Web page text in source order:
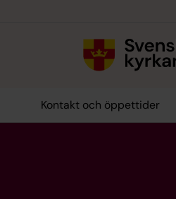
Kontakt och öppettider